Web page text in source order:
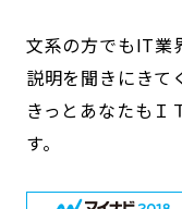
文系の方でもIT業
説明を聞きにきて
きっとあなたもＩ
す。